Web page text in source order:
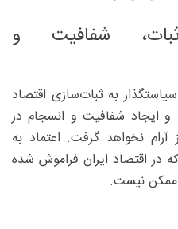
شفافیت و
به ثبات‌سازی اقتصاد
ایجاد شفافیت و انسجام در
آرام نخواهد گرفت. اعتماد به
در اقتصاد ایران فراموش شده
ممکن نیست.